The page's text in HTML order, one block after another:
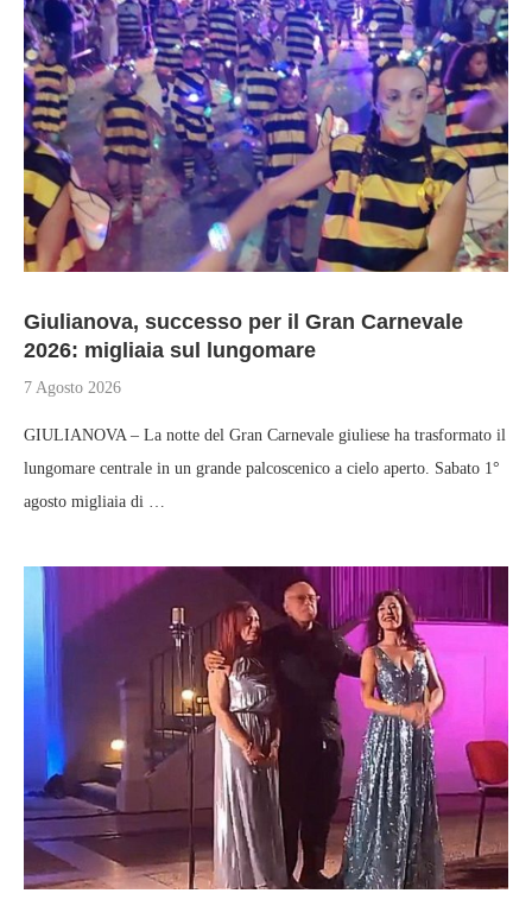
Giulianova, successo per il Gran Carnevale
2026: migliaia sul lungomare
7 Agosto 2026
GIULIANOVA – La notte del Gran Carnevale giuliese ha trasformato il
lungomare centrale in un grande palcoscenico a cielo aperto. Sabato 1°
agosto migliaia di …